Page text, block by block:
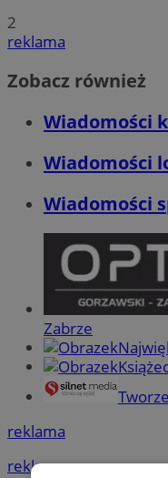
2
reklama
Zobacz również
Wiadomości
Wiadomości
Wiadomości
Zabrze
reklama
reklama